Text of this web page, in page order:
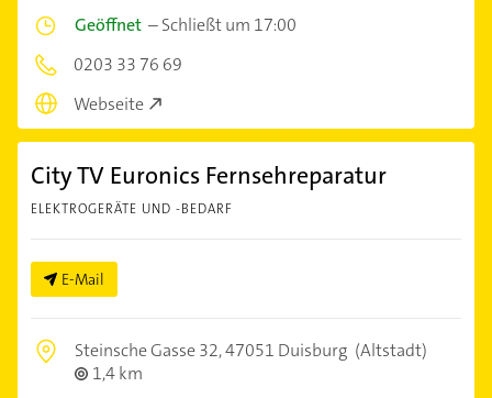
Geöffnet –Schließt um 17:00
0203 33 76 69
Webseite
City TV Euronics Fernsehreparatur
ELEKTROGERÄTE UND -BEDARF
E-Mail
Steinsche Gasse 32,47051 Duisburg (Altstadt)
1,4 km